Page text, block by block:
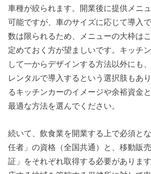
車種が絞られます。開業後に提供メニ
可能ですが、車のサイズに応じて導入
数は限られるため、メニューの大枠は
定めておく方が望ましいです。キッチ
して一からデザインする方法以外にも
レンタルで導入するという選択肢もあ
るキッチンカーのイメージや余裕資金
最適な方法を選んでください。
続いて、飲食業を開業する上で必須と
任者」の資格（全国共通）と、移動販
証」をそれぞれ取得する必要がありま